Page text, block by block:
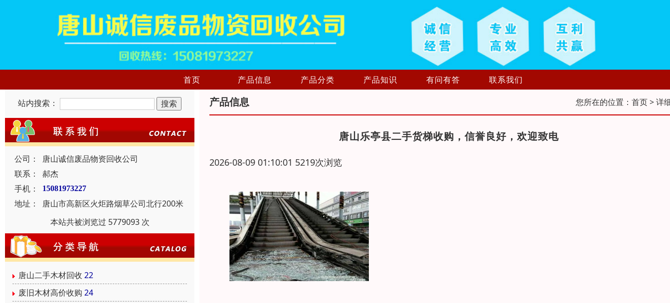
首页 产品信息 产品分类 产品知识 有问有答 联系我们
站内搜索：
公司：
唐山诚信废品物资回收公司
联系：
郝杰
手机：
15081973227
地址：
唐山市高新区火炬路烟草公司北行200米
本站共被浏览过 5779093 次
唐山二手木材回收 22
废旧木材高价收购 24
产品信息 您所在的位置： 首页> 详
唐山乐亭县二手货梯收购，信誉良好，欢迎致电
2026-08-09 01:10:01 5219次浏览